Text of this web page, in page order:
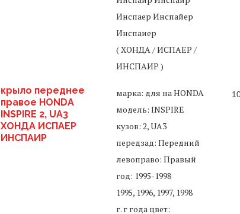
Инспаер Инспайер
Инспаиер
( ХОНДА / ИСПАЕР /
ИНСПАИР )
крыло переднее
правое HONDA
INSPIRE 2, UA3
ХОНДА ИСПАЕР
ИНСПАИР
марка: для на HONDA
модель: INSPIRE
кузов: 2, UA3
передзад: Передний
левоправо: Правый
год: 1995-1998
1995, 1996, 1997, 1998
г. г года цвет: